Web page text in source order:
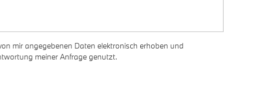
mir angegebenen Daten elektronisch erhoben und
meiner Anfrage genutzt.